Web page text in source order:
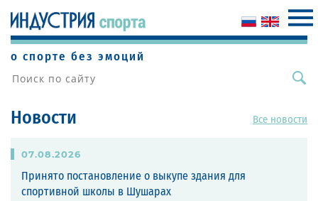
о спорте без эмоций
Новости Все новости
07.08.2026
Принято постановление о выкупе здания для
спортивной школы в Шушарах